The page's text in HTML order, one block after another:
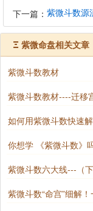
下一篇： 紫微斗数源
Ξ 紫微命盘相关文章
紫微斗数教材
紫微斗数教材----迁移
如何用紫微斗数快速
你想学 《紫微斗数》
紫微斗数六大线---（下
紫微斗数“命宫”细解